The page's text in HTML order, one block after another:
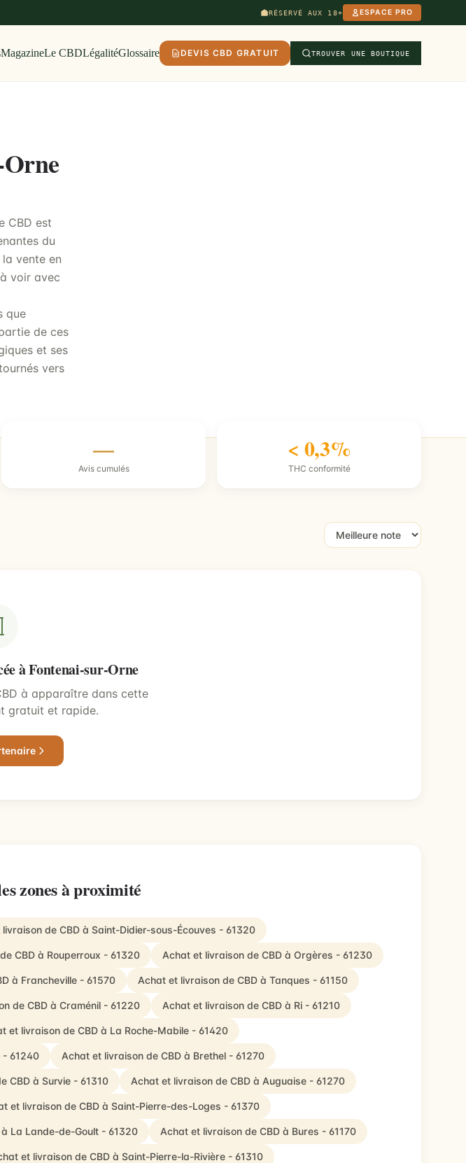
RÉSERVÉ AUX 18+ ESPACE PRO
MagazineLe CBDLégalitéGlossaire DEVIS CBD GRATUIT TROUVER UNE BOUTIQUE
CBD est
du
vente en
voir avec
que
de ces
et ses
vers
—
Avis cumulés
< 0,3%
THC conformité
à Fontenai-sur-Orne
à apparaître dans cette
gratuit et rapide.
zones à proximité
de CBD à Saint-Didier-sous-Écouves - 61320
CBD à Rouperroux - 61320 Achat et livraison de CBD à Orgères - 61230
à Francheville - 61570 Achat et livraison de CBD à Tanques - 61150
de CBD à Craménil - 61220 Achat et livraison de CBD à Ri - 61210
et livraison de CBD à La Roche-Mabile - 61420
- 61240 Achat et livraison de CBD à Brethel - 61270
CBD à Survie - 61310 Achat et livraison de CBD à Auguaise - 61270
et livraison de CBD à Saint-Pierre-des-Loges - 61370
La Lande-de-Goult - 61320 Achat et livraison de CBD à Bures - 61170
et livraison de CBD à Saint-Pierre-la-Rivière - 61310